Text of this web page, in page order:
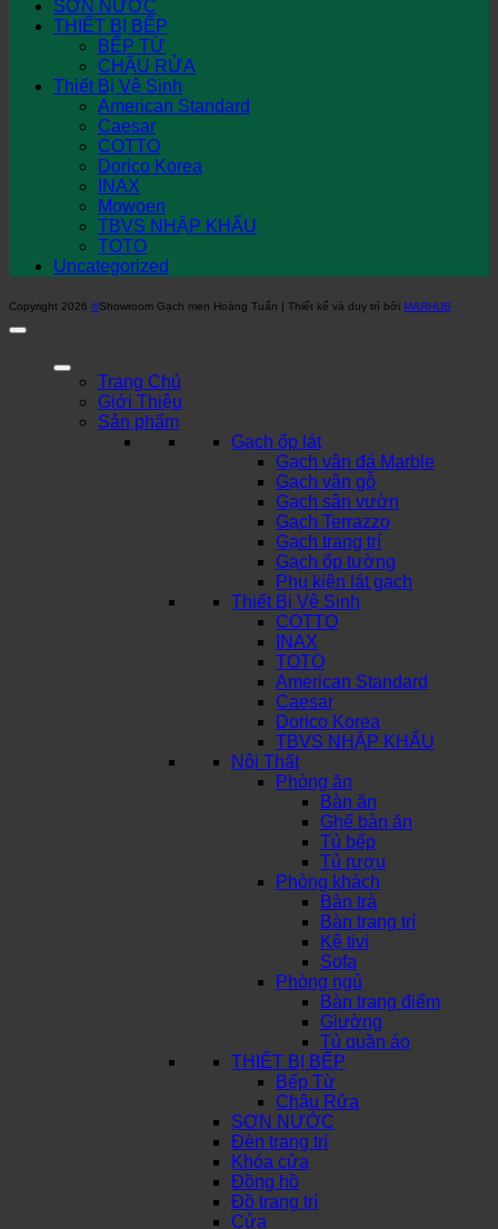
SƠN NƯỚC
THIẾT BỊ BẾP
BẾP TỪ
CHẬU RỬA
Thiết Bị Vệ Sinh
American Standard
Caesar
COTTO
Dorico Korea
INAX
Mowoen
TBVS NHẬP KHẨU
TOTO
Uncategorized
Copyright 2026 ©Showroom Gạch men Hoàng Tuấn | Thiết kế và duy trì bởi MARHUB
Trang Chủ
Giới Thiệu
Sản phẩm
Gạch ốp lát
Gạch vân đá Marble
Gạch vân gỗ
Gạch sân vườn
Gạch Terrazzo
Gạch trang trí
Gạch ốp tường
Phụ kiện lát gạch
Thiết Bị Vệ Sinh
COTTO
INAX
TOTO
American Standard
Caesar
Dorico Korea
TBVS NHẬP KHẨU
Nội Thất
Phòng ăn
Bàn ăn
Ghế bàn ăn
Tủ bếp
Tủ rượu
Phòng khách
Bàn trà
Bàn trang trí
Kệ tivi
Sofa
Phòng ngủ
Bàn trang điểm
Giường
Tủ quần áo
THIẾT BỊ BẾP
Bếp Từ
Chậu Rửa
SƠN NƯỚC
Đèn trang trí
Khóa cửa
Đồng hồ
Đồ trang trí
Cửa